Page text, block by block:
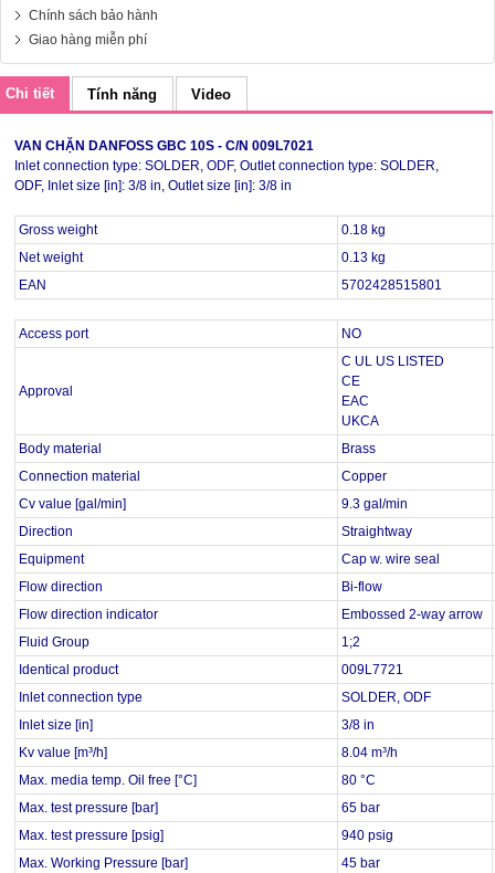
Chính sách bảo hành
Giao hàng miễn phí
Chi tiết Tính năng Video
VAN CHẶN DANFOSS GBC 10S - C/N 009L7021
Inlet connection type: SOLDER, ODF, Outlet connection type: SOLDER,
ODF, Inlet size [in]: 3/8 in, Outlet size [in]: 3/8 in
Gross weight
0.18 kg
Net weight
0.13 kg
EAN
5702428515801
Access port NO
Approval
C UL US LISTED
CE
EAC
UKCA
Body material
Brass
Connection material
Copper
Cv value [gal/min]
9.3 gal/min
Direction
Straightway
Equipment
Cap w. wire seal
Flow direction
Bi-flow
Flow direction indicator
Embossed 2-way arrow
Fluid Group
1;2
Identical product
009L7721
Inlet connection type
SOLDER, ODF
Inlet size [in]
3/8 in
Kv value [m³/h]
8.04 m³/h
Max. media temp. Oil free [°C]
80 °C
Max. test pressure [bar]
65 bar
Max. test pressure [psig]
940 psig
Max. Working Pressure [bar]
45 bar